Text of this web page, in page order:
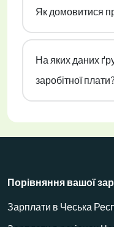
Як домовитися
На яких даних
заробітної плати?
Порівняння вашої
Зарплати в Чеська